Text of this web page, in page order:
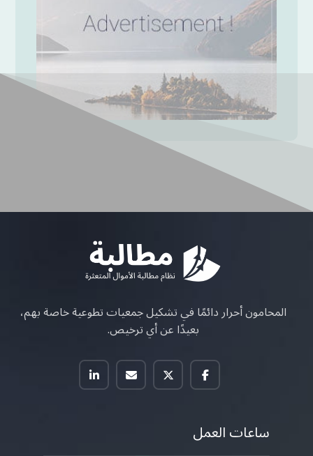
المحامون أحرار دائمًا في تشكيل جمعيات تطوعية خاصة بهم،
بعيدًا عن أي ترخيص.
ساعات العمل